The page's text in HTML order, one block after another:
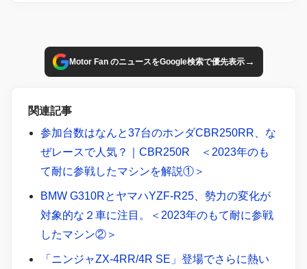
Motor Fan のニュースをGoogle検索で優先表示→
関連記事
参加台数はなんと37台のホンダCBR250RR、な
ぜレースで人気？｜CBR250R ＜2023年のも
て耐に参戦したマシンを解説①＞
BMW G310RとヤマハYZF-R25、勢力の変化が
対象的な２車に注目。＜2023年のもて耐に参戦
したマシン②＞
「ニンジャZX-4RR/4R SE」登場でさらに熱い